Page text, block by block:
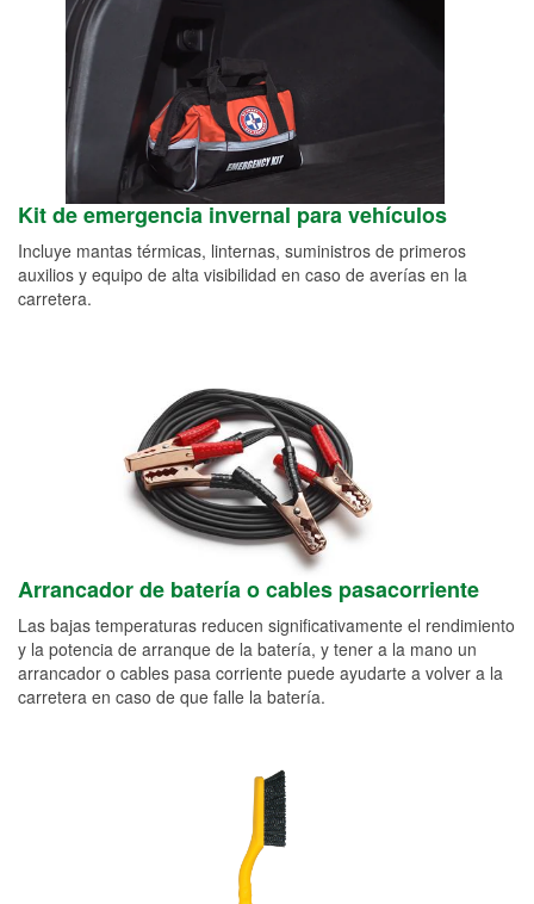
Kit de emergencia invernal para vehículos
Incluye mantas térmicas, linternas, suministros de primeros
auxilios y equipo de alta visibilidad en caso de averías en la
carretera.
Arrancador de batería o cables pasacorriente
Las bajas temperaturas reducen significativamente el rendimiento
y la potencia de arranque de la batería, y tener a la mano un
arrancador o cables pasa corriente puede ayudarte a volver a la
carretera en caso de que falle la batería.